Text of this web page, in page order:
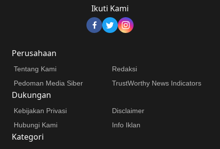
Ikuti Kami
Perusahaan
Tentang Kami
Redaksi
Pedoman Media Siber
TrustWorthy News Indicators
Dukungan
Kebijakan Privasi
Disclaimer
Hubungi Kami
Info Iklan
Kategori